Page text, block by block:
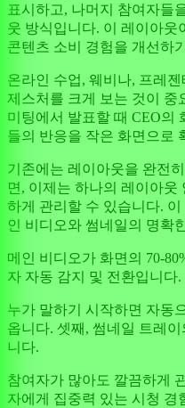
표시하고, 나머지 참여자들
웃 방식입니다. 이 레이아웃
콘텐츠 소비 경험을 개선하
온라인 수업, 웨비나, 프레
제스처를 크게 보는 것이 중
미팅에서 발표할 때 CEO의
들의 반응을 작은 화면으로
기존에는 레이아웃을 완전
면, 이제는 하나의 레이아웃
하게 관리할 수 있습니다.
인 비디오와 썸네일의 명확
메인 비디오가 화면의 70-
자 자동 감지 및 전환입니다.
누가 말하기 시작하면 자동
옵니다. 셋째, 썸네일 트레
니다.
참여자가 많아도 깔끔하게
자에게 집중력 있는 시청 경